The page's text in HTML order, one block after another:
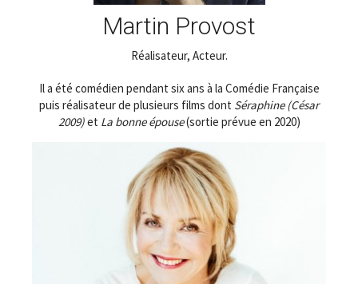
Martin Provost
Réalisateur, Acteur.
Il a été comédien pendant six ans à la Comédie Française
puis réalisateur de plusieurs films dont Séraphine (César
2009)et La bonne épouse(sortie prévue en 2020)